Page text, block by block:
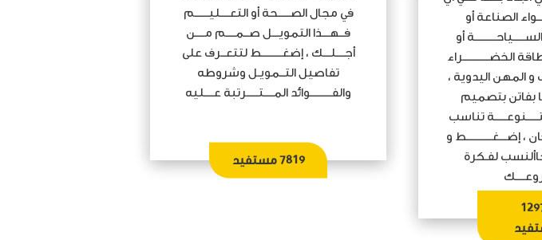
الصناعة أو
أو
الخضـــــــــــراء
و المهن اليدوية ،
بفاتن بتصميم
تناسب
و
لفـكرة
في مجال الصـــــحة أو التعــــليــــــم
فــهـــذا التمويـــل صــمــــم مــــن
أجــــلـــك ، إضغـــــــــط لتتعــرف على
تفاصيل التــمويـل وشروطه
والفـــــــــوائد المــــتـــــرتبة عــــليه
7819مستفيد